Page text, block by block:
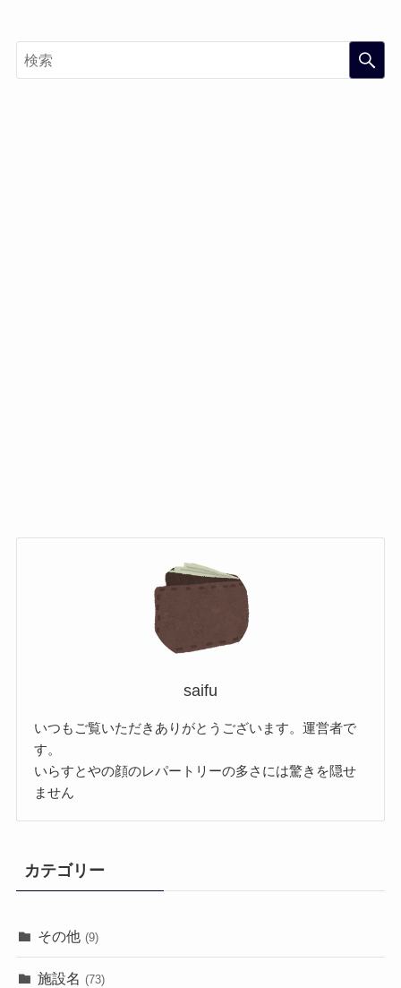
saifu
いつもご覧いただきありがとうございます。運営者で
す。
いらすとやの顔のレパートリーの多さには驚きを隠せ
ません
カテゴリー
その他 (9)
施設名 (73)